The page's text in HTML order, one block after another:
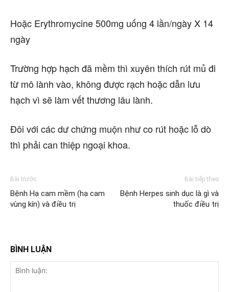
Hoặc Erythromycine 500mg uống 4 lần/ngày X 14
ngày
Trường hợp hạch đã mềm thì xuyên thích rút mủ đi
từ mô lành vào, không được rạch hoặc dẫn lưu
hạch vì sẽ làm vết thương lâu lành.
Đôi với các dư chứng muộn như co rút hoặc lỗ dò
thì phải can thiệp ngoại khoa.
Bài trước
Bệnh Hạ cam mềm (hạ cam
vùng kín) và điều trị
Bài tiếp theo
Bệnh Herpes sinh dục là gì và
thuốc điều trị
BÌNH LUẬN